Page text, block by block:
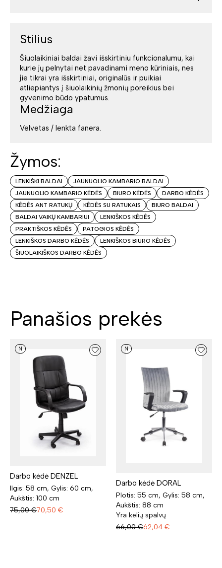
Stilius
Šiuolaikiniai baldai žavi išskirtiniu funkcionalumu, kai
kurie jų pelnytai net pavadinami meno kūriniais, nes
jie tikrai yra išskirtiniai, originalūs ir puikiai
atliepiantys į šiuolaikinių žmonių poreikius bei
gyvenimo būdo ypatumus.
Medžiaga
Velvetas / lenkta fanera.
Žymos:
LENKIŠKI BALDAI
JAUNUOLIO KAMBARIO BALDAI
JAUNUOLIO KAMBARIO KĖDĖS
BIURO KĖDĖS
DARBO KĖDĖS
KĖDĖS ANT RATUKŲ
KĖDĖS SU RATUKAIS
BIURO BALDAI
BALDAI VAIKŲ KAMBARIUI
LENKIŠKOS KĖDĖS
PRAKTIŠKOS KĖDĖS
PATOGIOS KĖDĖS
LENKIŠKOS DARBO KĖDĖS
LENKIŠKOS BIURO KĖDĖS
ŠIUOLAIKIŠKOS DARBO KĖDĖS
Panašios prekės
N
Darbo kėdė DENZEL
Ilgis: 58 cm, Gylis: 60 cm,
Aukštis: 100 cm
75,00 €70,50 €
N
Darbo kėdė DORAL
Plotis: 55 cm, Gylis: 58 cm,
Aukštis: 88 cm
Yra kelių spalvų
66,00 €62,04 €